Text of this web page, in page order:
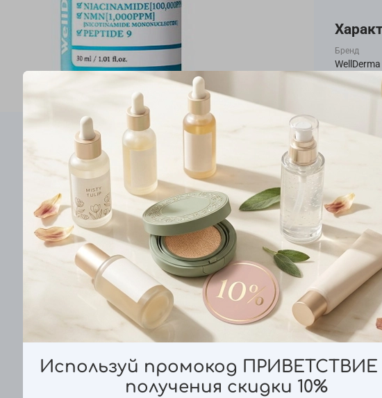
Бренд
WellDerma
Страна
Ю.Корея
постакне
влаги,
Отзывов
Используй промокод ПРИВЕТСТВИЕ
получения скидки 10%